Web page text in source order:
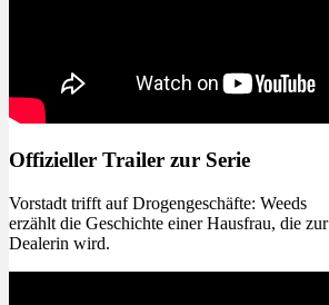
Offizieller Trailer zur Serie
Vorstadt trifft auf Drogengeschäfte: Weeds
erzählt die Geschichte einer Hausfrau, die zur
Dealerin wird.